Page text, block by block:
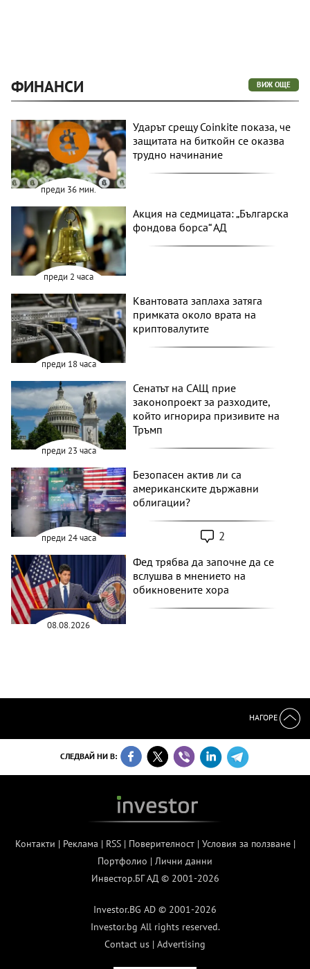
ФИНАНСИ ВИЖ ОЩЕ
преди 36 мин.
Ударът срещу Coinkite показа, че
защитата на биткойн се оказва
трудно начинание
преди 2 часа
Акция на седмицата: „Българска
фондова борса“ АД
преди 18 часа
Квантовата заплаха затяга
примката около врата на
криптовалутите
преди 23 часа
Сенатът на САЩ прие
законопроект за разходите,
който игнорира призивите на
Тръмп
преди 24 часа
Безопасен актив ли са
американските държавни
облигации?
2
08.08.2026
Фед трябва да започне да се
вслушва в мнението на
обикновените хора
НАГОРЕ
СЛЕДВАЙ НИ В:
Контакти | Реклама | RSS| Поверителност| Условия за ползване|
Портфолио | Лични данни
Инвестор.БГ АД © 2001-2026
Investor.BG AD © 2001-2026
Investor.bg All rights reserved.
Contact us | Advertising